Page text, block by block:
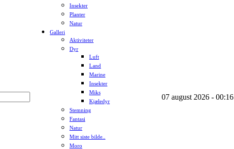
Insekter
Planter
Natur
Galleri
Aktiviteter
Dyr
Luft
Land
Marine
Insekter
Miks
Kjæledyr
Stemning
Fantasi
Natur
Mitt siste bilde..
Moro
07 august 2026 - 00:16